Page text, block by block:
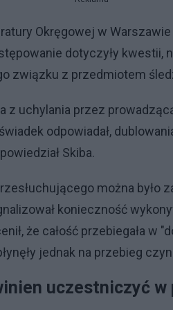
Okręgowej w
dotyczyły kwestii,
związku z przedmiotem
z uchylania przez
odpowiadał,
Skiba.
można było
konieczność
że całość przebiegała w
jednak na przebieg
uczestniczyć w